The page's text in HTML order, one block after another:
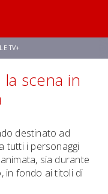
TV+
AVENGERS: DOOMSDAY
scena in
destinato ad
tutti i personaggi
sia durante
in fondo ai titoli di